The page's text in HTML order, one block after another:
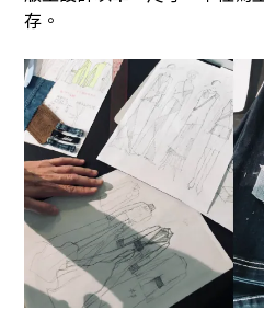
存。